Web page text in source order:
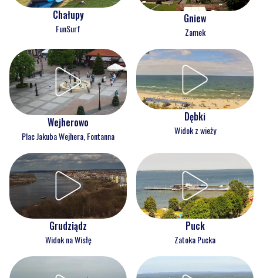
Chałupy
FunSurf
Gniew
Zamek
Wejherowo
Plac Jakuba Wejhera, Fontanna
Dębki
Widok z wieży
Grudziądz
Widok na Wisłę
Puck
Zatoka Pucka